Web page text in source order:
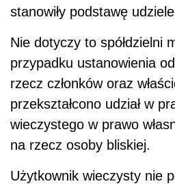
stanowiły podstawę
Nie dotyczy to spółdzielni
przypadku ustanowienia
rzecz członków oraz
przekształcono udział w
wieczystego w prawo
na rzecz osoby bliskiej.
Użytkownik wieczysty nie